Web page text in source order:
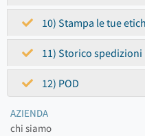
10) Stampa le tue
11) Storico spedizioni
12) POD
AZIENDA
chi siamo